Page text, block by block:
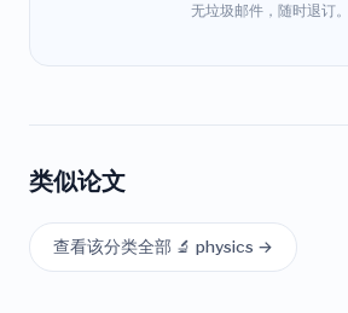
无垃圾邮件，随时退订。
类似论文
查看该分类全部 🔬 physics →